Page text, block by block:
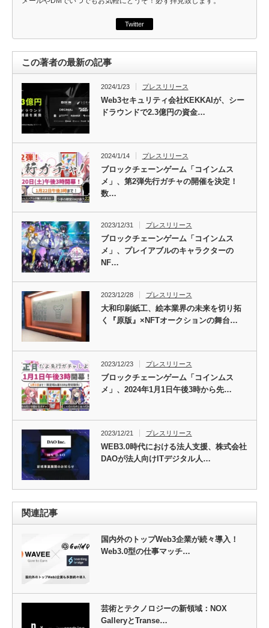
Twitter
この著者の最新の記事
2024/1/23 プレスリリース
Web3セキュリティ会社KEKKAIが、シー
ドラウンドで2.3億円の資金…
2024/1/14 プレスリリース
ブロックチェーンゲーム「コインムス
メ」、第2弾先行ガチャの開催を決定！
数…
2023/12/31 プレスリリース
ブロックチェーンゲーム「コインムス
メ」、プレイアブルのキャラクターの
NF…
2023/12/28 プレスリリース
大和印刷紙工、絵本業界の未来を切り拓
く『原版』×NFTオークションの舞台…
2023/12/23 プレスリリース
ブロックチェーンゲーム「コインムス
メ」、2024年1月1日午後3時から先…
2023/12/21 プレスリリース
WEB3.0時代における法人支援、株式会社
DAOが法人向けITデジタル人…
関連記事
国内外のトップWeb3企業が続々導入！
Web3.0型の仕事マッチ…
芸術とテクノロジーの新領域：NOX
GalleryとTranse…